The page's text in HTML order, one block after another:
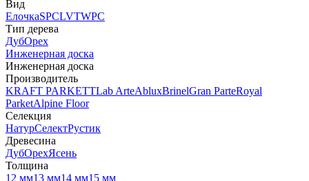
Вид
ЕлочкаSPCLVTWPC
Тип дерева
ДубОрех
Инженерная доска
Инженерная доска
Производитель
KRAFT PARKETTLab ArteAbluxBrinelGran ParteRoyal
ParketAlpine Floor
Селекция
НатурСелектРустик
Древесина
ДубОрехЯсень
Толщина
12 мм13 мм14 мм15 мм